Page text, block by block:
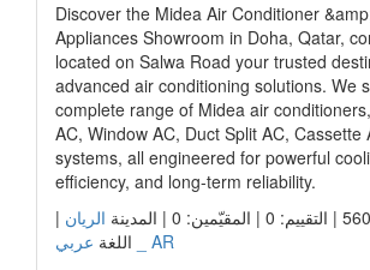
Discover the Midea Air Conditioner
Appliances Showroom in Doha, Qatar,
located on Salwa Road your trusted
advanced air conditioning solutions. We
complete range of Midea air
AC, Window AC, Duct Split AC, Cassette
systems, all engineered for powerful
efficiency, and long-term reliability.
الريان |
اللغة عربي _ AR